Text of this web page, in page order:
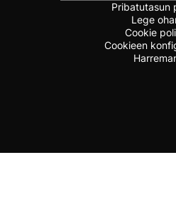
Pribatutasun
Lege
Cookie
Cookieen